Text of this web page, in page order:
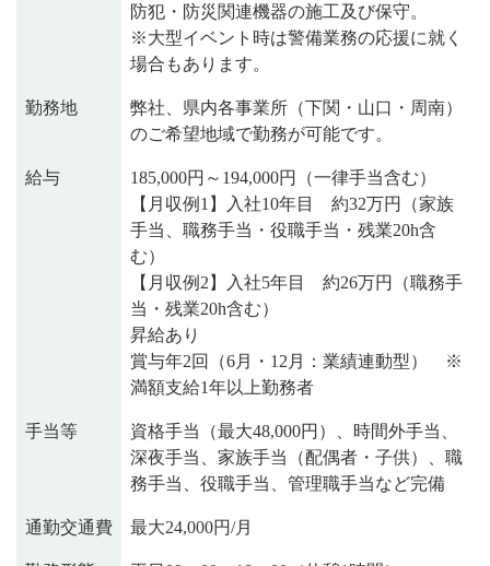
防犯・防災関連機器の施工及び保守。
※大型イベント時は警備業務の応援に就く
場合もあります。
勤務地
弊社、県内各事業所（下関・山口・周南）
のご希望地域で勤務が可能です。
給与
185,000円～194,000円（一律手当含む）
【月収例1】入社10年目 約32万円（家族
手当、職務手当・役職手当・残業20h含
む）
【月収例2】入社5年目 約26万円（職務手
当・残業20h含む）
昇給あり
賞与年2回（6月・12月：業績連動型） ※
満額⽀給1年以上勤務者
手当等
資格手当（最大48,000円）、時間外手当、
深夜手当、家族手当（配偶者・子供）、職
務手当、役職手当、管理職手当など完備
通勤交通費 最大24,000円/月